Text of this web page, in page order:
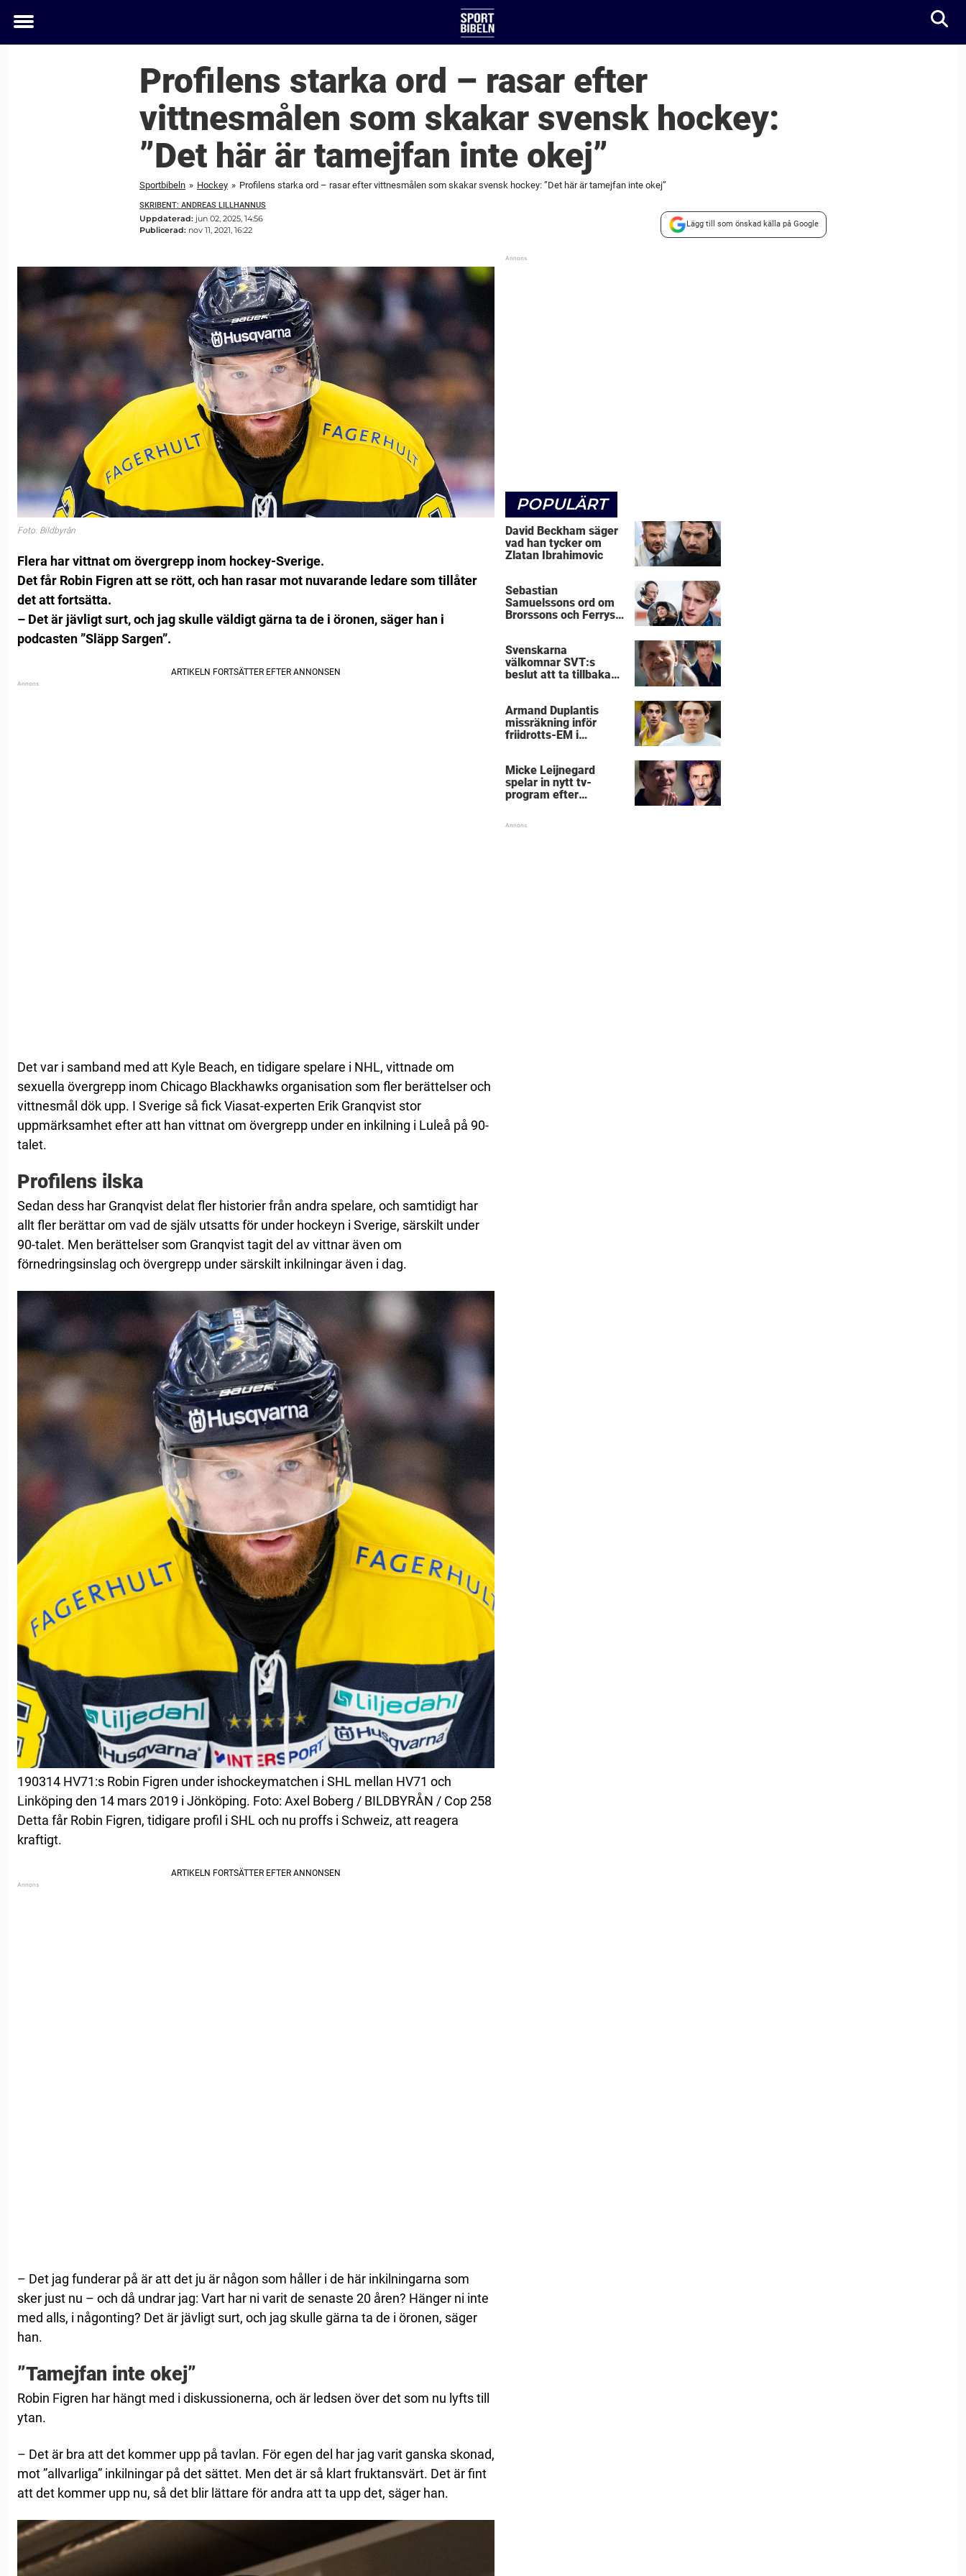
Toggle
Profilens starka ord – rasar efter
vittnesmålen som skakar svensk hockey:
”Det här är tamejfan inte okej”
Sportbibeln » Hockey » Profilens starka ord – rasar efter vittnesmålen som skakar svensk hockey: ”Det här är tamejfan inte okej”
SKRIBENT: ANDREAS LILLHANNUS
Uppdaterad: jun 02, 2025, 14:56
Publicerad: nov 11, 2021, 16:22
Lägg till som önskad källa på Google
Foto: Bildbyrån
Flera har vittnat om övergrepp inom hockey-Sverige.
Det får Robin Figren att se rött, och han rasar mot nuvarande ledare som tillåter
det att fortsätta.
– Det är jävligt surt, och jag skulle väldigt gärna ta de i öronen, säger han i
podcasten ”Släpp Sargen”.
Det var i samband med att Kyle Beach, en tidigare spelare i NHL, vittnade om
sexuella övergrepp inom Chicago Blackhawks organisation som fler berättelser och
vittnesmål dök upp. I Sverige så fick Viasat-experten Erik Granqvist stor
uppmärksamhet efter att han vittnat om övergrepp under en inkilning i Luleå på 90-
talet.
Profilens ilska
Sedan dess har Granqvist delat fler historier från andra spelare, och samtidigt har
allt fler berättar om vad de själv utsatts för under hockeyn i Sverige, särskilt under
90-talet. Men berättelser som Granqvist tagit del av vittnar även om
förnedringsinslag och övergrepp under särskilt inkilningar även i dag.
190314 HV71:s Robin Figren under ishockeymatchen i SHL mellan HV71 och
Linköping den 14 mars 2019 i Jönköping. Foto: Axel Boberg / BILDBYRÅN / Cop 258
Detta får Robin Figren, tidigare profil i SHL och nu proffs i Schweiz, att reagera
kraftigt.
– Det jag funderar på är att det ju är någon som håller i de här inkilningarna som
sker just nu – och då undrar jag: Vart har ni varit de senaste 20 åren? Hänger ni inte
med alls, i någonting? Det är jävligt surt, och jag skulle gärna ta de i öronen, säger
han.
”Tamejfan inte okej”
Robin Figren har hängt med i diskussionerna, och är ledsen över det som nu lyfts till
ytan.
– Det är bra att det kommer upp på tavlan. För egen del har jag varit ganska skonad,
mot ”allvarliga” inkilningar på det sättet. Men det är så klart fruktansvärt. Det är fint
att det kommer upp nu, så det blir lättare för andra att ta upp det, säger han.
POPULÄRT
David Beckham säger
vad han tycker om
Zlatan Ibrahimovic
Sebastian
Samuelssons ord om
Brorssons och Ferrys
Svenskarna
välkomnar SVT:s
beslut att ta tillbaka
Armand Duplantis
missräkning inför
friidrotts-EM i
Micke Leijnegard
spelar in nytt tv-
program efter